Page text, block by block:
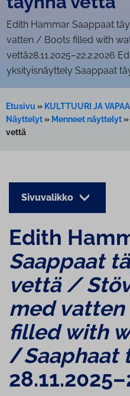
Edith Hammar Saappaat
vatten / Boots filled with
vettä28.11.2025–22.2.2026
yksityisnäyttely Saappaat
Etusivu » KULTTUURI JA
Näyttelyt» Menneet näyttelyt»
vettä
Sivuvalikko
Edith
Saappaat
vettä /
med
filled with
/Saaphaat